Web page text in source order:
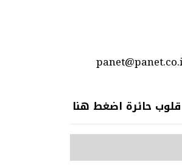
حائرة اضغط هنا